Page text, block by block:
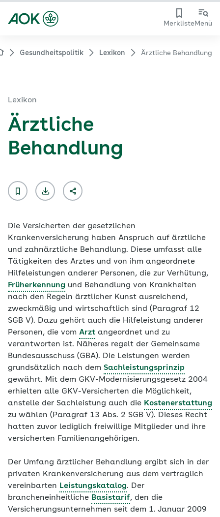
MerklisteMenü
Gesundheitspolitik Lexikon Ärztliche Behandlung
Lexikon
Ärztliche
Behandlung
Die Versicherten der gesetzlichen
Krankenversicherung haben Anspruch auf ärztliche
und zahnärztliche Behandlung. Diese umfasst alle
Tätigkeiten des Arztes und von ihm angeordnete
Hilfeleistungen anderer Personen, die zur Verhütung,
Früherkennung und Behandlung von Krankheiten
nach den Regeln ärztlicher Kunst ausreichend,
zweckmäßig und wirtschaftlich sind (Paragraf 12
SGB V). Dazu gehört auch die Hilfeleistung anderer
Personen, die vom Arzt angeordnet und zu
verantworten ist. Näheres regelt der Gemeinsame
Bundesausschuss (GBA). Die Leistungen werden
grundsätzlich nach dem Sachleistungsprinzip
gewährt. Mit dem GKV-Modernisierungsgesetz 2004
erhielten alle GKV-Versicherten die Möglichkeit,
anstelle der Sachleistung auch die Kostenerstattung
zu wählen (Paragraf 13 Abs. 2 SGB V). Dieses Recht
hatten zuvor lediglich freiwillige Mitglieder und ihre
versicherten Familienangehörigen.
Der Umfang ärztlicher Behandlung ergibt sich in der
privaten Krankenversicherung aus dem vertraglich
vereinbarten Leistungskatalog. Der
brancheneinheitliche Basistarif, den die
Versicherungsunternehmen seit dem 1. Januar 2009